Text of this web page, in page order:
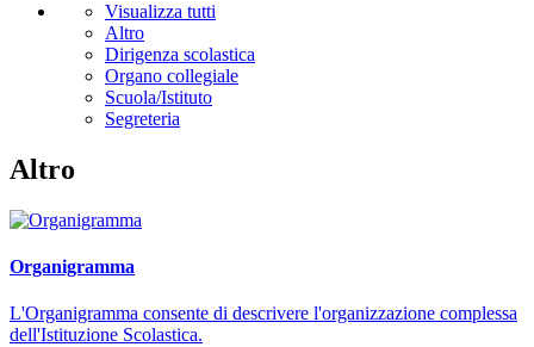
Visualizza tutti
Altro
Dirigenza scolastica
Organo collegiale
Scuola/Istituto
Segreteria
Altro
Organigramma
L'Organigramma consente di descrivere l'organizzazione complessa
dell'Istituzione Scolastica.